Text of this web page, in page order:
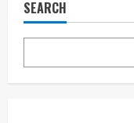
SEARCH